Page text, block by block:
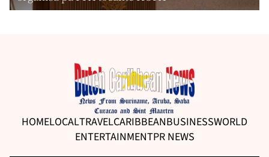
HOMELOCALTRAVELCARIBBEANBUSINESSWORLD
ENTERTAINMENTPR NEWS